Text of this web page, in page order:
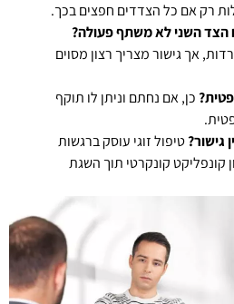
רק אם כל הצדדים חפצים בכך.
הצד השני לא משתף פעולה?
אך גישור מצריך רצון מסוים
כן, אם נחתם וניתן לו תוקף
גישור?טיפול זוגי עוסק ברגשות
קונפליקט קונקרטי תוך השגת